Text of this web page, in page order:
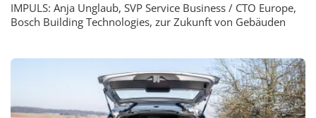
IMPULS: Anja Unglaub, SVP Service Business / CTO Europe,
Bosch Building Technologies, zur Zukunft von Gebäuden